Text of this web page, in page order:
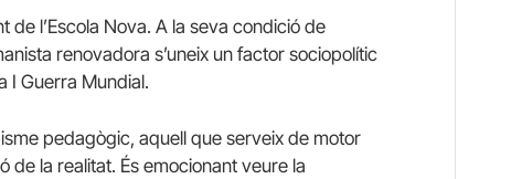
de l’Escola Nova. A la seva condició de
renovadora s’uneix un factor sociopolític
I Guerra Mundial.
pedagògic, aquell que serveix de motor
de la realitat. És emocionant veure la